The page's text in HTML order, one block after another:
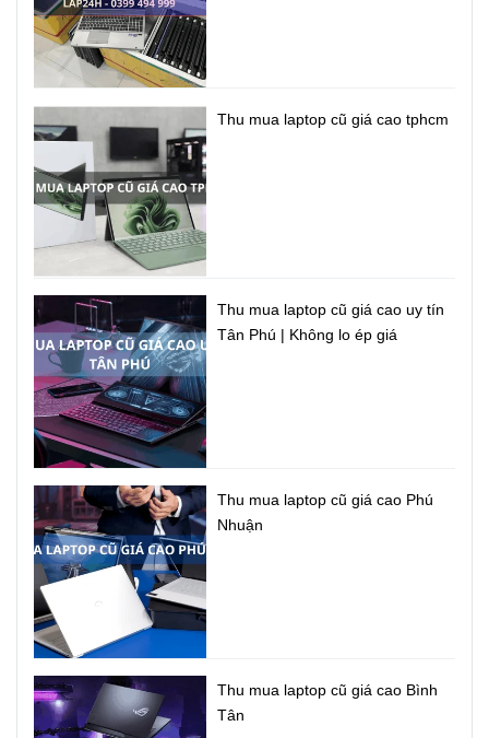
Là sự kết hợp hoàn hảo giữa phần mềm, phần cứng và
khả năng tinh chỉnh âm thanh từ các chuyên gia được mã
hóa chính xác nhằm đem đến cho bạn trải nghiệm âm
thanh tốt nhất. Kết hợp với đó, bộ khuếch đại và các loa
cộng hưởng công suất lớn phù hợp hoàn hảo với ASUS 15
X509FJ đảm bảo mang đến âm thanh mạnh mẽ và sâu
hơn. Quá trình xử lý tín hiệu giúp điều chỉnh từng chi tiết
tinh tế nhất, lọc bỏ tiếng ồn và nâng cao độ rõ nét của âm
thanh để bạn thực sự đắm chìm.
Cổng kết nối USB Type-C tiên tiến
ASUS Laptop X509FJ được trang bị cổng USB Type-C™
3.1 cho phép kết nối hai chiều, hỗ trợ thiết kế hai mặt khiến
cho việc kết nối các thiết bị trở nên dễ dàng nhất có thể.
USB-C còn đem đến tốc độ truyền dữ liệu nhanh hơn đến
10 lần so với các chuẩn kết nối USB 2.0 trước đây. Ngoài
ra còn có cổng USB 3.1 Thế hệ 1 và USB 2.0, đầu ra HDMI
và đầu đọc thẻ MicroSD – cho phép bạn kết nối dễ dàng
với tất cả các thiết bị ngoại vi hiện tại, màn hình và máy
Thu mua laptop cũ giá cao tphcm
Thu mua laptop cũ giá cao uy tín
Tân Phú | Không lo ép giá
Thu mua laptop cũ giá cao Phú
Nhuận
Thu mua laptop cũ giá cao Bình
Tân